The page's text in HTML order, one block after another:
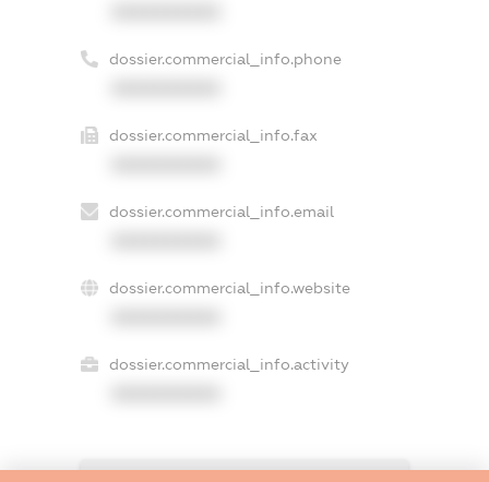
dossier.commercial_info.phone
dossier.commercial_info.fax
dossier.commercial_info.email
dossier.commercial_info.website
dossier.commercial_info.activity